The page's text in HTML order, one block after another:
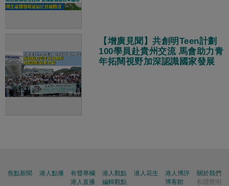
【增廣見聞】共創明Teen計劃
100學員赴貴州交流 馬會助力青
年拓闊視野加深認識國家發展
焦點新聞 港人點播
有聲專欄
港人直播
港人觀點
編輯觀點
港人花生
港人博評
博客館
關於我們
私隱聲明